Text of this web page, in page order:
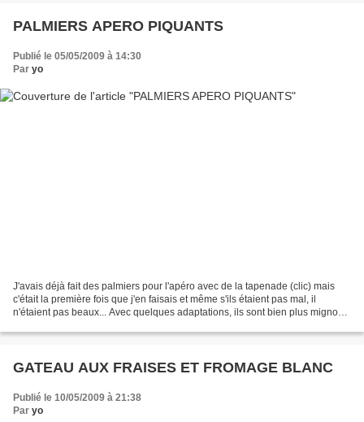
PALMIERS APERO PIQUANTS
Publié le 05/05/2009 à 14:30
Par yo
J'avais déjà fait des palmiers pour l'apéro avec de la tapenade (clic) mais
c'était la première fois que j'en faisais et même s'ils étaient pas mal, il
n'étaient pas beaux... Avec quelques adaptations, ils sont bien plus mignons
GATEAU AUX FRAISES ET FROMAGE BLANC
Publié le 10/05/2009 à 21:38
Par yo